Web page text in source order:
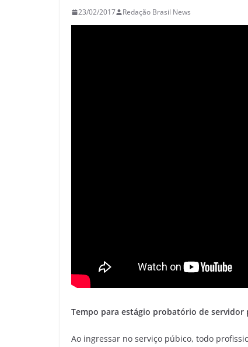
23/02/2017 Redação Brasil News
Tempo para estágio probatório de servidor
Ao ingressar no serviço púbico, todo